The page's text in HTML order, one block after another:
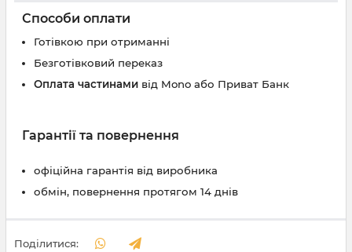
Способи оплати
Готівкою при отриманні
Безготівковий переказ
Оплата частинами від Mono або Приват Банк
Гарантії та повернення
офіційна гарантія від виробника
обмін, повернення протягом 14 днів
Поділитися: